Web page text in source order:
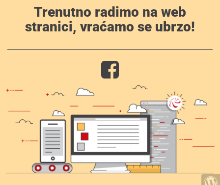
Trenutno radimo na web
stranici, vraćamo se ubrzo!